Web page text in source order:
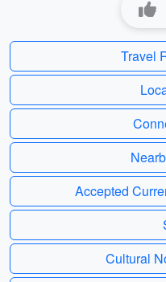
Travel
Accepted
Cultural